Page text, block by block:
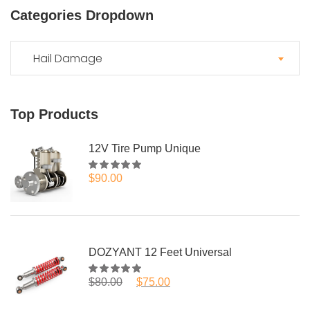
Categories Dropdown
Hail Damage
Top Products
12V Tire Pump Unique
Note
$90.00
DOZYANT 12 Feet Universal
Note
$80.00 Le prix initial était : $80.00.
$75.00Le prix actuel est : $75.00.